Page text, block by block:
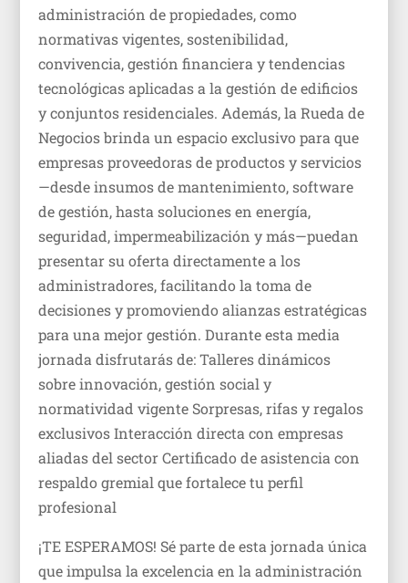
administración de propiedades, como
normativas vigentes, sostenibilidad,
convivencia, gestión financiera y tendencias
tecnológicas aplicadas a la gestión de edificios
y conjuntos residenciales. Además, la Rueda de
Negocios brinda un espacio exclusivo para que
empresas proveedoras de productos y servicios
—desde insumos de mantenimiento, software
de gestión, hasta soluciones en energía,
seguridad, impermeabilización y más—puedan
presentar su oferta directamente a los
administradores, facilitando la toma de
decisiones y promoviendo alianzas estratégicas
para una mejor gestión. Durante esta media
jornada disfrutarás de: Talleres dinámicos
sobre innovación, gestión social y
normatividad vigente Sorpresas, rifas y regalos
exclusivos Interacción directa con empresas
aliadas del sector Certificado de asistencia con
respaldo gremial que fortalece tu perfil
profesional
¡TE ESPERAMOS! Sé parte de esta jornada única
que impulsa la excelencia en la administración